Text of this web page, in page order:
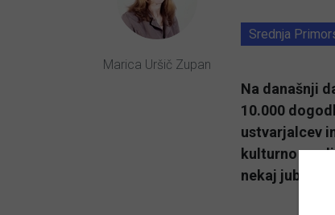
Marica Uršič Zupan
Srednja
Na današnji
10.000
ustvarjalcev
kulturno
nekaj